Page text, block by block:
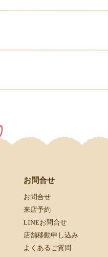
お問合せ
お問合せ
来店予約
LINEお問合せ
店舗移動申し込み
よくあるご質問